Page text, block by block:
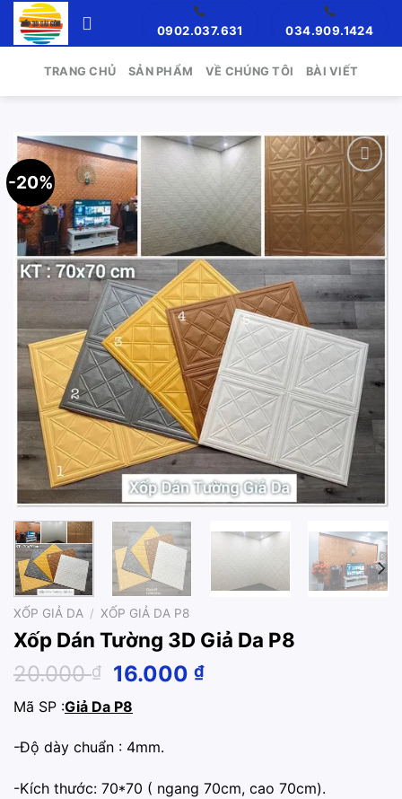
Skip
0902.037.631 034.909.1424
TRANG CHỦ SẢN PHẨM VỀ CHÚNG TÔI BÀI VIẾT
-20%
Add to
wishlist
XỐP GIẢ DA / XỐP GIẢ DA P8
Xốp Dán Tường 3D Giả Da P8
20.000₫
Original
was:
20.000 ₫.
16.000₫Current
Mã SP :Giả Da P8
-Độ dày chuẩn : 4mm.
-Kích thước: 70*70 ( ngang 70cm, cao 70cm).